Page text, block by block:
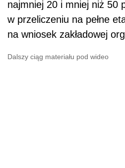
najmniej 20 i mniej niż 50
w przeliczeniu na pełne
na wniosek zakładowej
Dalszy ciąg materiału pod wideo